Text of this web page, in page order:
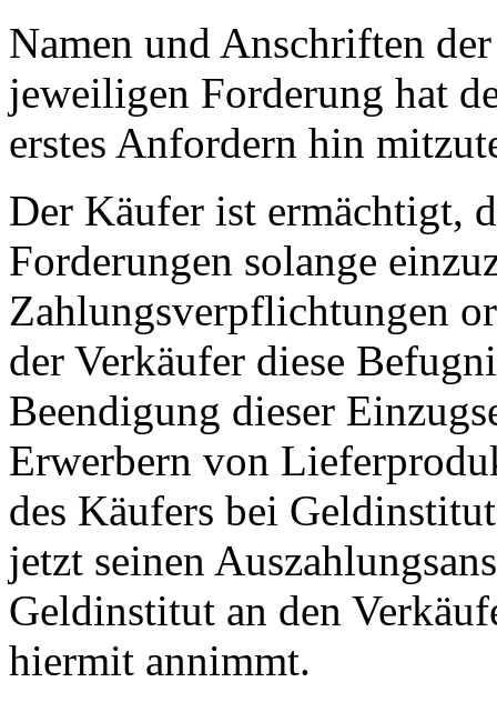
Namen und Anschriften
jeweiligen Forderung hat
erstes Anfordern hin
Der Käufer ist ermächtigt,
Forderungen solange
Zahlungsverpflichtungen
der Verkäufer diese
Beendigung dieser
Erwerbern von
des Käufers bei
jetzt seinen
Geldinstitut an den
hiermit annimmt.